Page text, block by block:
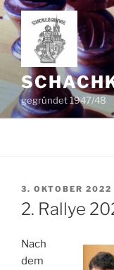
Zum
Inhalt
springen
gegründet 1947/48
VERÖFFENTLICHT
AM
3. OKTOBER 2022
2. Rallye
Nach
dem